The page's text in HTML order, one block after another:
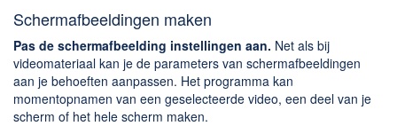
Schermafbeeldingen maken
Pas de schermafbeelding instellingen aan. Net als bij
videomateriaal kan je de parameters van schermafbeeldingen
aan je behoeften aanpassen. Het programma kan
momentopnamen van een geselecteerde video, een deel van je
scherm of het hele scherm maken.